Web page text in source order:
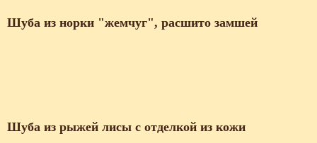
Шуба из норки "жемчуг", расшито замшей
Шуба из рыжей лисы с отделкой из кожи